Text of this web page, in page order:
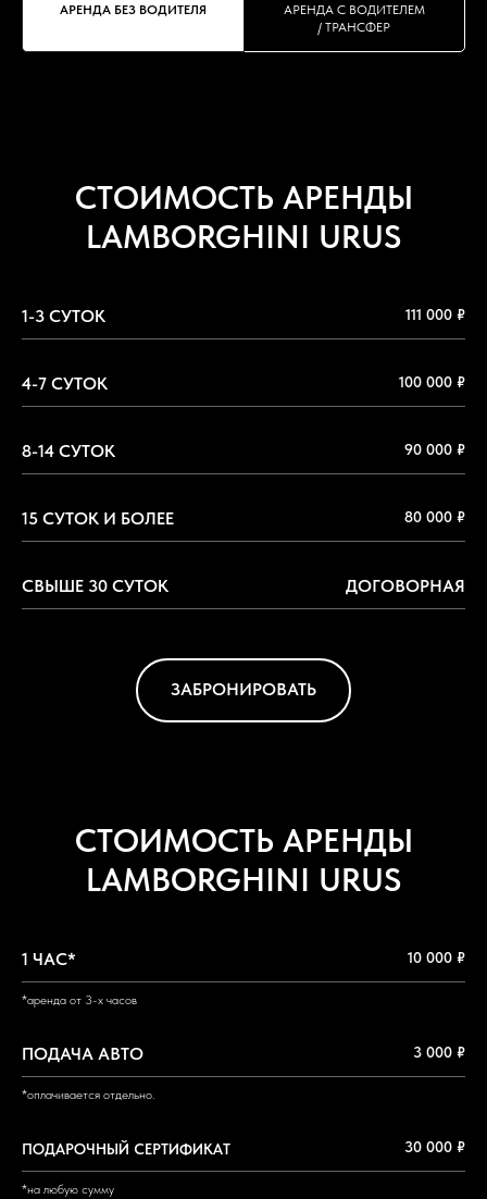
АРЕНДА БЕЗ ВОДИТЕЛЯ
АРЕНДА С ВОДИТЕЛЕМ
/ ТРАНСФЕР
СТОИМОСТЬ АРЕНДЫ
LAMBORGHINI URUS
1-3 СУТОК 111 000 ₽
4-7 СУТОК 100 000 ₽
8-14 СУТОК 90 000 ₽
15 СУТОК И БОЛЕЕ 80 000 ₽
СВЫШЕ 30 СУТОК ДОГОВОРНАЯ
ЗАБРОНИРОВАТЬ
СТОИМОСТЬ АРЕНДЫ
LAMBORGHINI URUS
1 ЧАС* 10 000 ₽
*аренда от 3-х часов
ПОДАЧА АВТО 3 000 ₽
*оплачивается отдельно.
ПОДАРОЧНЫЙ СЕРТИФИКАТ 30 000 ₽
*на любую сумму